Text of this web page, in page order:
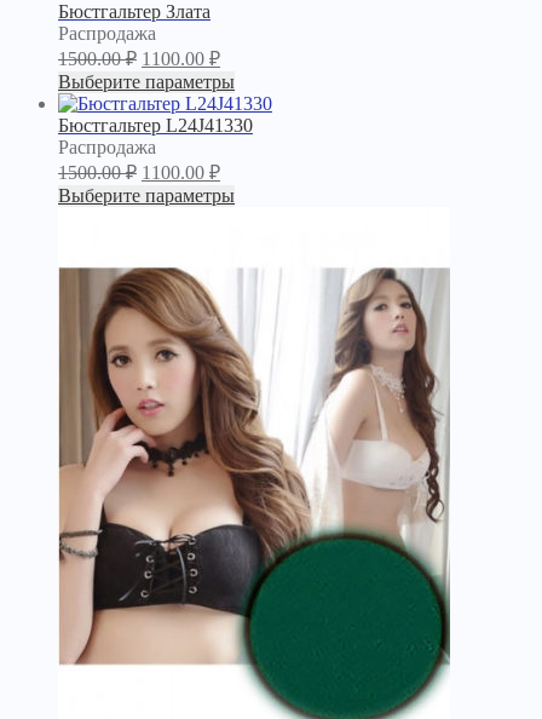
Бюстгальтер Злата
Распродажа
товар
1500.00₽ 1100.00 ₽
Выберите параметры
Бюстгальтер L24J41330
Распродажа
товар
1500.00₽ 1100.00 ₽
Выберите параметры